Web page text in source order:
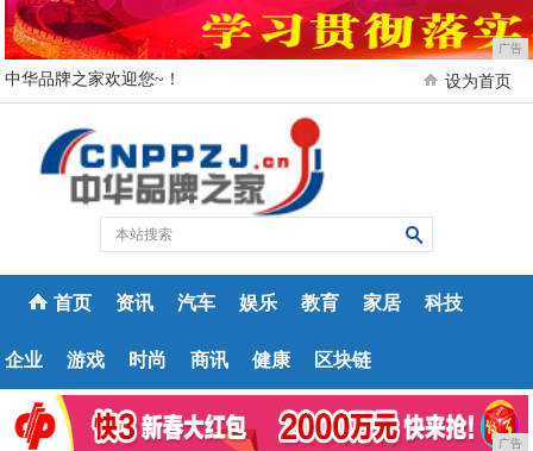
广告
中华品牌之家欢迎您~！ 设为首页
首页 资讯 汽车 娱乐 教育 家居 科技
企业 游戏 时尚 商讯 健康 区块链
广告